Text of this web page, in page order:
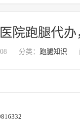
院跑腿代
分类： 跑腿知识